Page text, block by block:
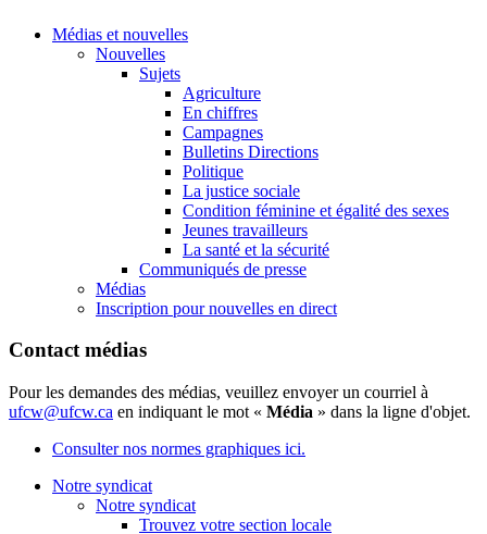
Médias et nouvelles
Nouvelles
Sujets
Agriculture
En chiffres
Campagnes
Bulletins Directions
Politique
La justice sociale
Condition féminine et égalité des sexes
Jeunes travailleurs
La santé et la sécurité
Communiqués de presse
Médias
Inscription pour nouvelles en direct
Contact médias
Pour les demandes des médias, veuillez envoyer un courriel à
ufcw@ufcw.ca en indiquant le mot « Média » dans la ligne d'objet.
Consulter nos normes graphiques ici.
Notre syndicat
Notre syndicat
Trouvez votre section locale